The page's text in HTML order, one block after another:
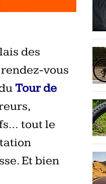
des
vous
Tour de
tout le
Et bien